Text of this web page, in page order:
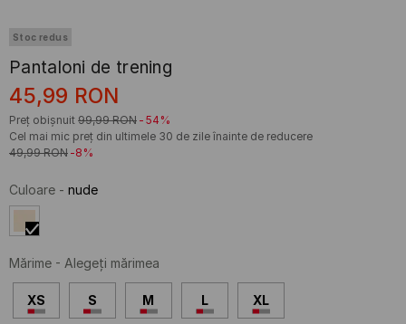
Stoc redus
Pantaloni de trening
45,99 RON
Preț obișnuit 99,99 RON -54%
Cel mai mic preț din ultimele 30 de zile înainte de reducere
49,99 RON -8%
Culoare - nude
Mărime - Alegeţi mărimea
XS S M L XL